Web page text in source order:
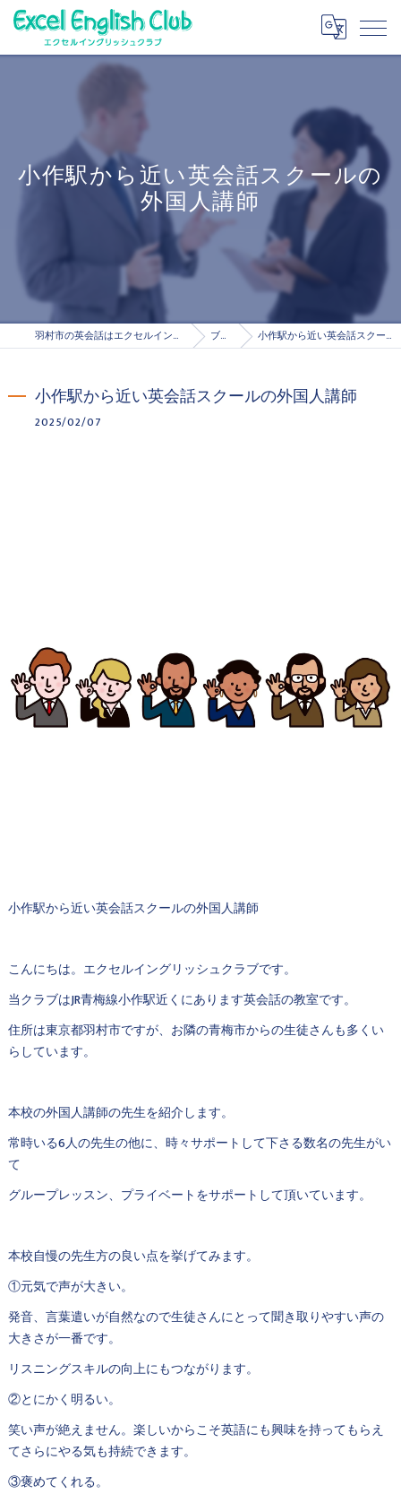
小作駅から近い英会話スクールの
外国人講師
羽村市の英会話はエクセルイングリッシュクラブ ブログ 小作駅から近い英会話スクールの外国人講師
小作駅から近い英会話スクールの外国人講師
2025/02/07
小作駅から近い英会話スクールの外国人講師
こんにちは。エクセルイングリッシュクラブです。
当クラブはJR青梅線小作駅近くにあります英会話の教室です。
住所は東京都羽村市ですが、お隣の青梅市からの生徒さんも多くい
らしています。
本校の外国人講師の先生を紹介します。
常時いる6人の先生の他に、時々サポートして下さる数名の先生がい
て
グループレッスン、プライベートをサポートして頂いています。
本校自慢の先生方の良い点を挙げてみます。
①元気で声が大きい。
発音、言葉遣いが自然なので生徒さんにとって聞き取りやすい声の
大きさが一番です。
リスニングスキルの向上にもつながります。
②とにかく明るい。
笑い声が絶えません。楽しいからこそ英語にも興味を持ってもらえ
てさらにやる気も持続できます。
③褒めてくれる。